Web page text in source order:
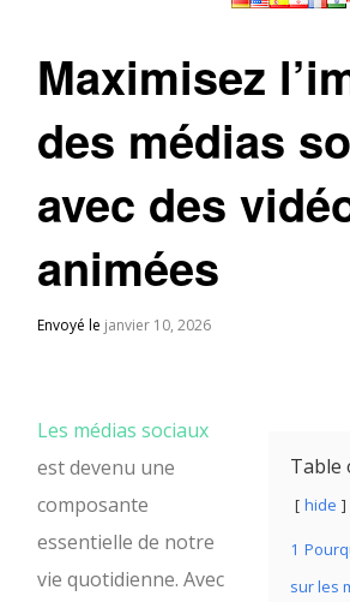
Maximisez
des médias
avec des
animées
Envoyé le janvier 10, 2026
Table
hide
1
sur les
Les médias sociaux
est devenu une
composante
essentielle de notre
vie quotidienne. Avec